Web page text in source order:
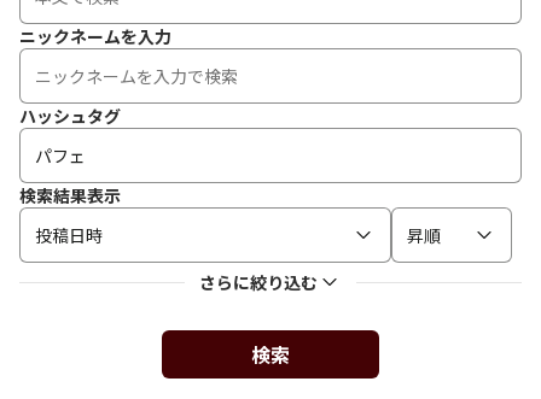
ニックネームを入力
ハッシュタグ
検索結果表示
投稿日時
昇順
さらに絞り込む
検索